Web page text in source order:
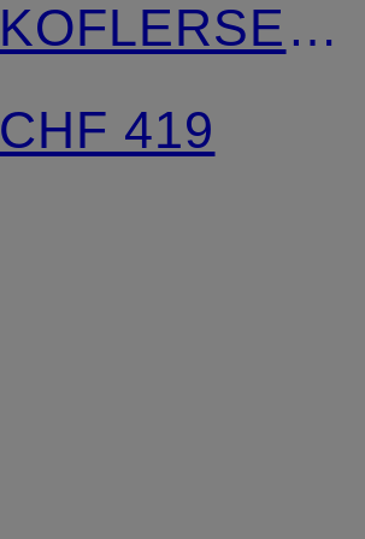
KOFLERSEE
aus Leinen
CHF 419